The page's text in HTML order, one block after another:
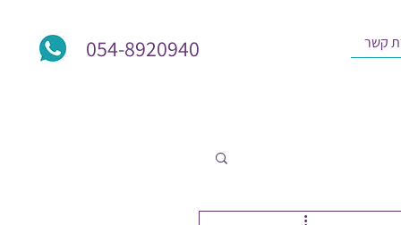
054-8920940 קשר